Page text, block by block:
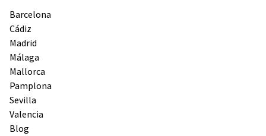
Barcelona
Cádiz
Madrid
Málaga
Mallorca
Pamplona
Sevilla
Valencia
Blog